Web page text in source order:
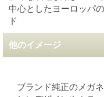
中心としたヨーロッパ
ド
他のイメージ
ブランド純正のメガ